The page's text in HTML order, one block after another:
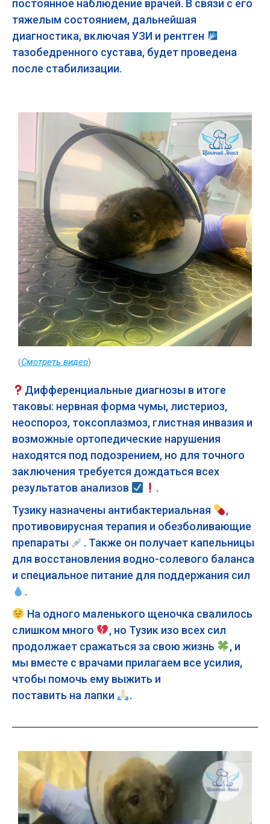
постоянное наблюдение врачей. В связи с его
тяжелым состоянием, дальнейшая
диагностика, включая УЗИ и рентген
тазобедренного сустава, будет проведена
после стабилизации.
(Смотреть видео)
Дифференциальные диагнозы в итоге
таковы: нервная форма чумы, листериоз,
неоспороз, токсоплазмоз, глистная инвазия и
возможные ортопедические нарушения
находятся под подозрением, но для точного
заключения требуется дождаться всех
результатов анализов
.
Тузику назначены антибактериальная
,
противовирусная терапия и обезболивающие
препараты
. Также он получает капельницы
для восстановления водно-солевого баланса
и специальное питание для поддержания сил
.
На одного маленького щеночка свалилось
слишком много
, но Тузик изо всех сил
продолжает сражаться за свою жизнь
, и
мы вместе с врачами прилагаем все усилия,
чтобы помочь ему выжить и
поставить на лапки
.